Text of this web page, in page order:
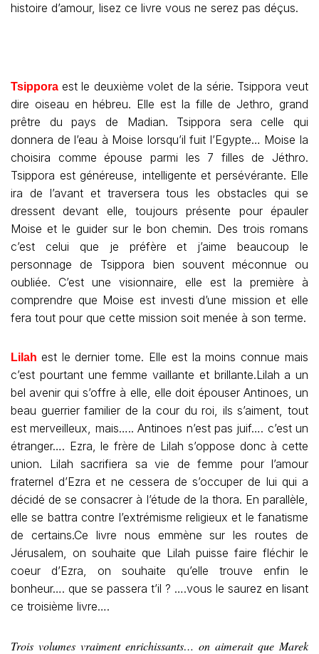
histoire d’amour, lisez ce livre vous ne serez pas déçus.
Tsippora est le deuxième volet de la série. Tsippora veut
dire oiseau en hébreu. Elle est la fille de Jethro, grand
prêtre du pays de Madian. Tsippora sera celle qui
donnera de l’eau à Moise lorsqu’il fuit l’Egypte… Moise la
choisira comme épouse parmi les 7 filles de Jéthro.
Tsippora est généreuse, intelligente et persévérante. Elle
ira de l’avant et traversera tous les obstacles qui se
dressent devant elle, toujours présente pour épauler
Moise et le guider sur le bon chemin. Des trois romans
c’est celui que je préfère et j’aime beaucoup le
personnage de Tsippora bien souvent méconnue ou
oubliée. C’est une visionnaire, elle est la première à
comprendre que Moise est investi d’une mission et elle
fera tout pour que cette mission soit menée à son terme.
Lilah est le dernier tome. Elle est la moins connue mais
c’est pourtant une femme vaillante et brillante.Lilah a un
bel avenir qui s’offre à elle, elle doit épouser Antinoes, un
beau guerrier familier de la cour du roi, ils s’aiment, tout
est merveilleux, mais….. Antinoes n’est pas juif…. c’est un
étranger…. Ezra, le frère de Lilah s’oppose donc à cette
union. Lilah sacrifiera sa vie de femme pour l’amour
fraternel d’Ezra et ne cessera de s’occuper de lui qui a
décidé de se consacrer à l’étude de la thora. En parallèle,
elle se battra contre l’extrémisme religieux et le fanatisme
de certains.Ce livre nous emmène sur les routes de
Jérusalem, on souhaite que Lilah puisse faire fléchir le
coeur d’Ezra, on souhaite qu’elle trouve enfin le
bonheur…. que se passera t’il ? ….vous le saurez en lisant
ce troisième livre….
Trois volumes vraiment enrichissants… on aimerait que Marek